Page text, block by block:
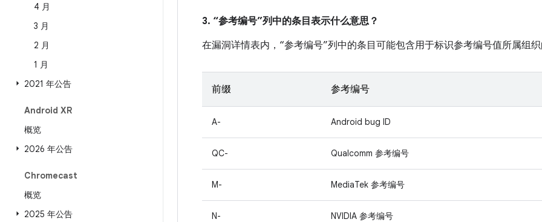
4 月
3 月
2 月
1 月
2021 年公告
Android XR
概览
2026 年公告
Chromecast
概览
2025 年公告
3. “参考编号”列中的条目表示什么意思？
在漏洞详情表内，“参考编号”列中的条目可能包含用于标识参考编号值所属组
前缀 参考编号
A- Android bug ID
QC- Qualcomm 参考编号
M- MediaTek 参考编号
N- NVIDIA 参考编号